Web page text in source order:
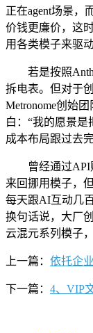
正在agent场景，
价钱更廉价，这
用各类模子来驱
若是按照
拆电表。但对于
Metronome创始
白：“我的愿景是
成本布局跟过去
曾经通过API账
来回挪用模子，
每天跟AI互动几百
换句话说，大厂
云混元系列模子
上一篇： 依托企
下一篇： 4、VIP